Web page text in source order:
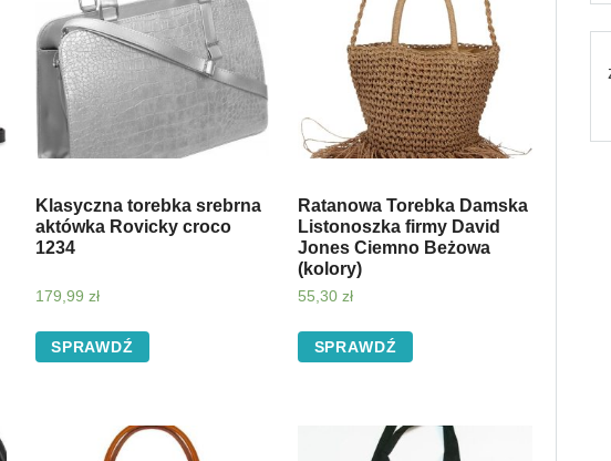
Klasyczna torebka srebrna
aktówka Rovicky croco
1234
179,99 zł
SPRAWDŹ
Ratanowa Torebka Damska
Listonoszka firmy David
Jones Ciemno Beżowa
(kolory)
55,30zł
SPRAWDŹ